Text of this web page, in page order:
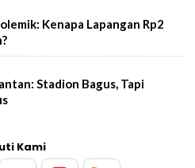
Kenapa Lapangan Rp2
Stadion Bagus, Tapi
Kami